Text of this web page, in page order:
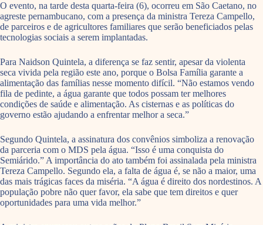
O evento, na tarde desta quarta-feira (6), ocorreu em São Caetano, no
agreste pernambucano, com a presença da ministra Tereza Campello,
de parceiros e de agricultores familiares que serão beneficiados pelas
tecnologias sociais a serem implantadas.
Para Naidson Quintela, a diferença se faz sentir, apesar da violenta
seca vivida pela região este ano, porque o Bolsa Família garante a
alimentação das famílias nesse momento difícil. “Não estamos vendo
fila de pedinte, a água garante que todos possam ter melhores
condições de saúde e alimentação. As cisternas e as políticas do
governo estão ajudando a enfrentar melhor a seca.”
Segundo Quintela, a assinatura dos convênios simboliza a renovação
da parceria com o MDS pela água. “Isso é uma conquista do
Semiárido.” A importância do ato também foi assinalada pela ministra
Tereza Campello. Segundo ela, a falta de água é, se não a maior, uma
das mais trágicas faces da miséria. “A água é direito dos nordestinos. A
população pobre não quer favor, ela sabe que tem direitos e quer
oportunidades para uma vida melhor.”